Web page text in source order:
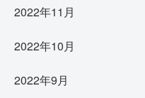
2022年11月
2022年10月
2022年9月